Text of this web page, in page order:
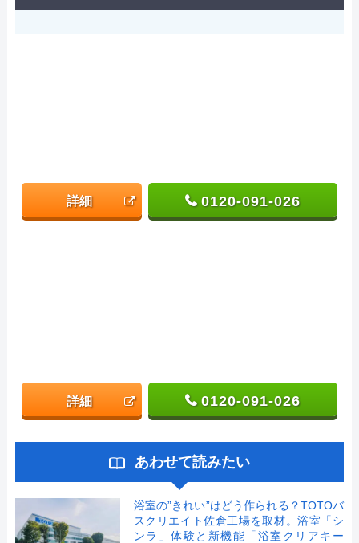
詳細 0120-091-026
詳細 0120-091-026
あわせて読みたい
浴室の”きれい”はどう作られる？TOTOバ
スクリエイト佐倉工場を取材。浴室「シ
ンラ」体験と新機能「浴室クリアキー